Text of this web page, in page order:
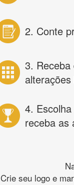
2. Conte
3.
4.
receba as
Crie seu logo e